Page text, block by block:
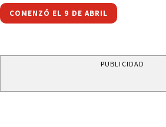
COMENZÓ EL 9 DE ABRIL
PUBLICIDAD